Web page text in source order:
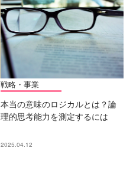
戦略・事業
本当の意味のロジカルとは？論
理的思考能力を測定するには
2025.04.12